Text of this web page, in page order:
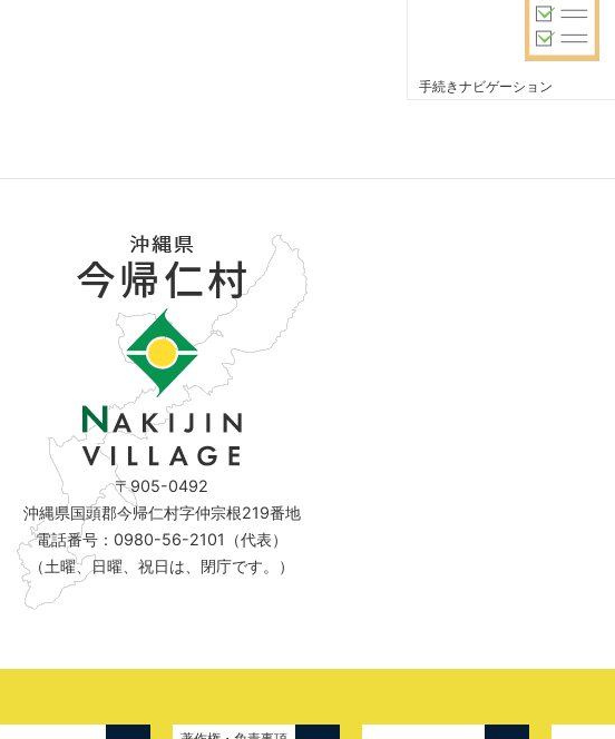
手続きナビゲーション
〒905-0492
沖縄県国頭郡今帰仁村字仲宗根219番地
電話番号：0980-56-2101（代表）
（土曜、日曜、祝日は、閉庁です。）